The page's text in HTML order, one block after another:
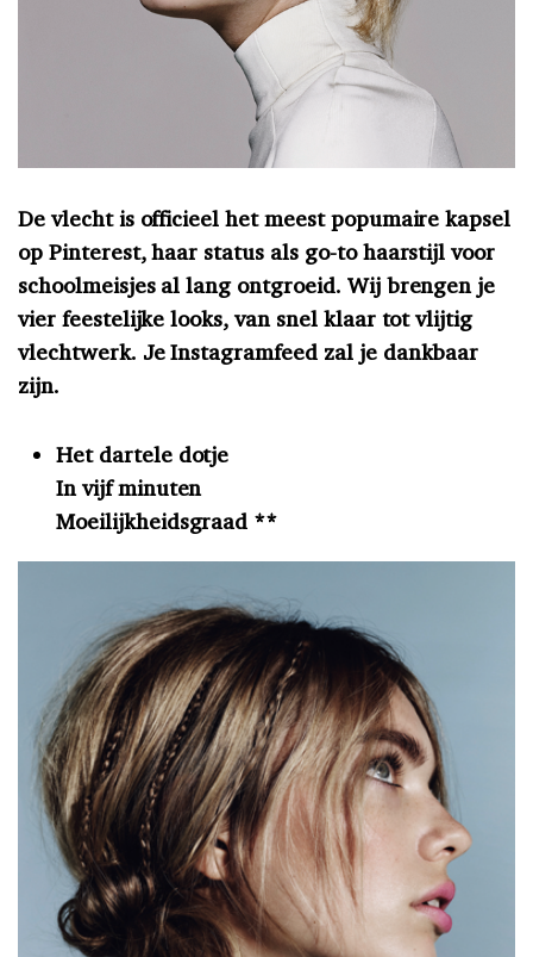
De vlecht is officieel het meest popumaire kapsel
op Pinterest, haar status als go-to haarstijl voor
schoolmeisjes al lang ontgroeid. Wij brengen je
vier feestelijke looks, van snel klaar tot vlijtig
vlechtwerk. Je Instagramfeed zal je dankbaar
zijn.
Het dartele dotje
In vijf minuten
Moeilijkheidsgraad **